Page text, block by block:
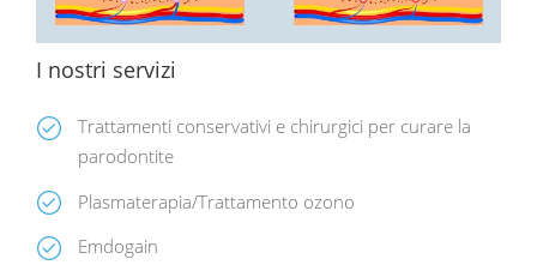
I nostri servizi
Trattamenti conservativi e chirurgici per curare la
parodontite
Plasmaterapia/Trattamento ozono
Emdogain